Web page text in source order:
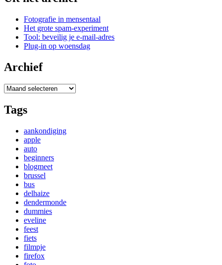
Fotografie in mensentaal
Het grote spam-experiment
Tool: beveilig je e-mail-adres
Plug-in op woensdag
Archief
Archief
Tags
aankondiging
apple
auto
beginners
blogmeet
brussel
bus
delhaize
dendermonde
dummies
eveline
feest
fiets
filmpje
firefox